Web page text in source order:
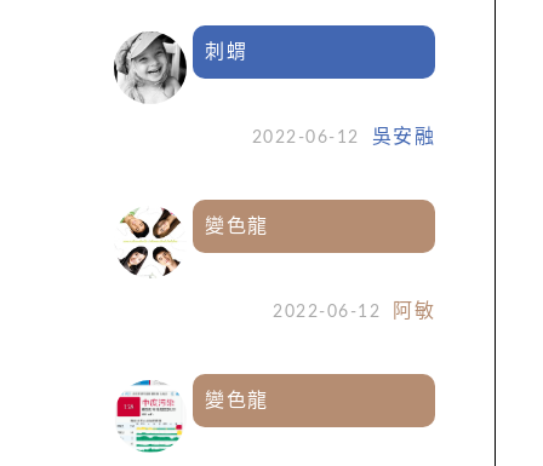
刺蝟
2022-06-12 吳安融
變色龍
2022-06-12 阿敏
變色龍